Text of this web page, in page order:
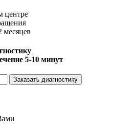
центре
месяцев
5-10 минут
Заказать диагностику